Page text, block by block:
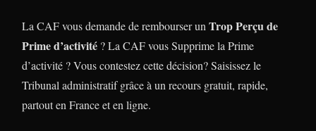
La CAF vous demande de rembourser un Trop Perçu de
Prime d’activité ? La CAF vous Supprime la Prime
d’activité ? Vous contestez cette décision? Saisissez le
Tribunal administratif grâce à un recours gratuit, rapide,
partout en France et en ligne.